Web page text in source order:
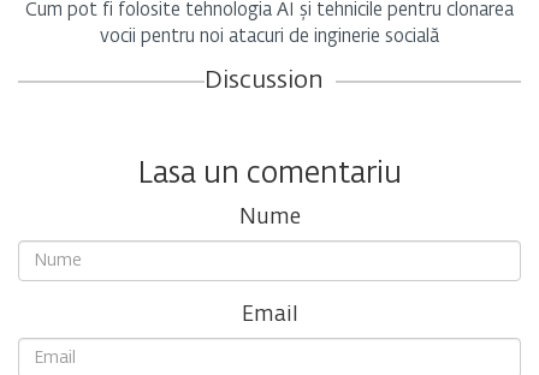
Cum pot fi folosite tehnologia AI și tehnicile pentru clonarea
vocii pentru noi atacuri de inginerie socială
Discussion
Lasa un comentariu
Nume
Email